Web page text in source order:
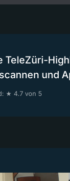
TeleZüri-
und
★ 4.7 von 5